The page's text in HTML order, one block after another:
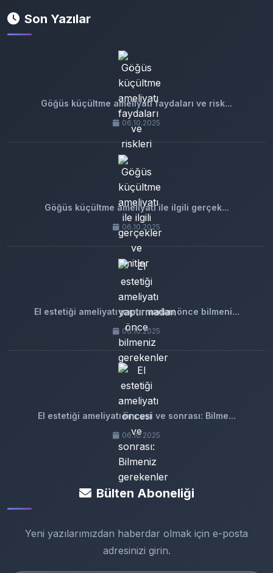
Son Yazılar
Göğüs küçültme ameliyatı faydaları ve risk...
06.10.2025
Göğüs küçültme ameliyatı ile ilgili gerçek...
06.10.2025
El estetiği ameliyatı yaptırmadan önce bilmeni...
06.10.2025
El estetiği ameliyatı öncesi ve sonrası: Bilme...
06.10.2025
Bülten Aboneliği
Yeni yazılarımızdan haberdar olmak için e-posta
adresinizi girin.